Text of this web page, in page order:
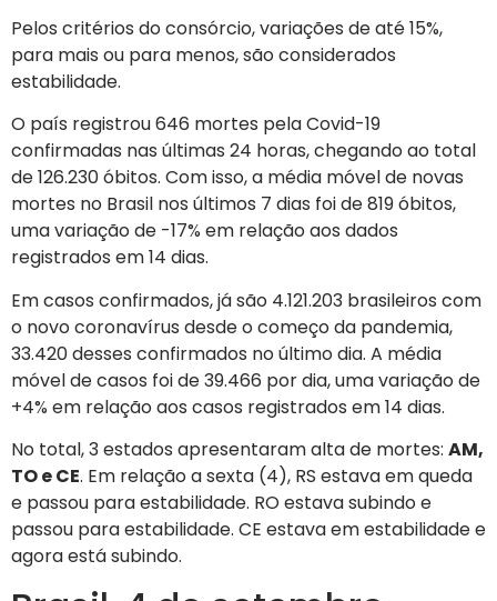
Pelos critérios do consórcio, variações de até 15%,
para mais ou para menos, são considerados
estabilidade.
O país registrou 646 mortes pela Covid-19
confirmadas nas últimas 24 horas, chegando ao total
de 126.230 óbitos. Com isso, a média móvel de novas
mortes no Brasil nos últimos 7 dias foi de 819 óbitos,
uma variação de -17% em relação aos dados
registrados em 14 dias.
Em casos confirmados, já são 4.121.203 brasileiros com
o novo coronavírus desde o começo da pandemia,
33.420 desses confirmados no último dia. A média
móvel de casos foi de 39.466 por dia, uma variação de
+4% em relação aos casos registrados em 14 dias.
No total, 3 estados apresentaram alta de mortes: AM,
TO e CE. Em relação a sexta (4), RS estava em queda
e passou para estabilidade. RO estava subindo e
passou para estabilidade. CE estava em estabilidade e
agora está subindo.